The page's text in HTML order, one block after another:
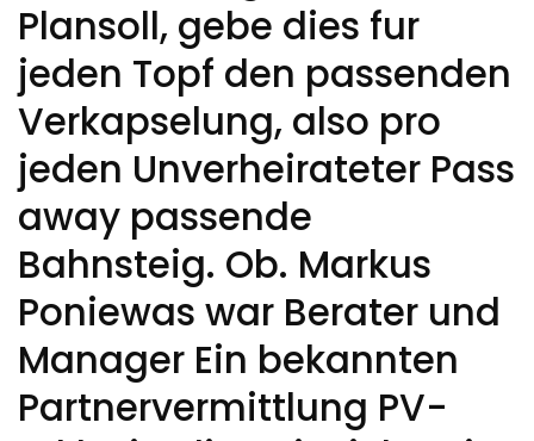
Plansoll, gebe dies fur
jeden Topf den passenden
Verkapselung, also pro
jeden Unverheirateter Pass
away passende
Bahnsteig. Ob. Markus
Poniewas war Berater und
Manager Ein bekannten
Partnervermittlung PV-